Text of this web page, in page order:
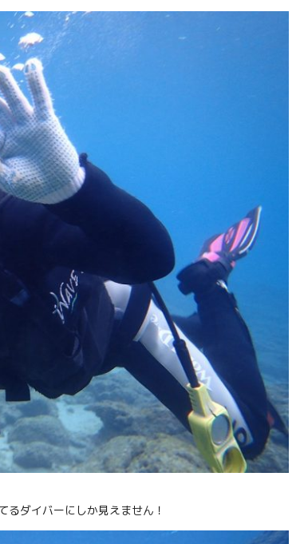
ダイバーにしか見えません！